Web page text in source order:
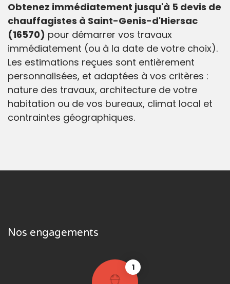
Obtenez immédiatement jusqu'à 5 devis de
chauffagistes à Saint-Genis-d'Hiersac
(16570) pour démarrer vos travaux
immédiatement (ou à la date de votre choix).
Les estimations reçues sont entièrement
personnalisées, et adaptées à vos critères :
nature des travaux, architecture de votre
habitation ou de vos bureaux, climat local et
contraintes géographiques.
Nos engagements
1